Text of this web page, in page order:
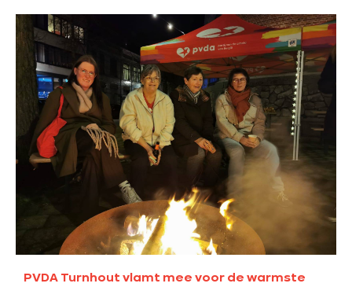
PVDA Turnhout vlamt mee voor de warmste